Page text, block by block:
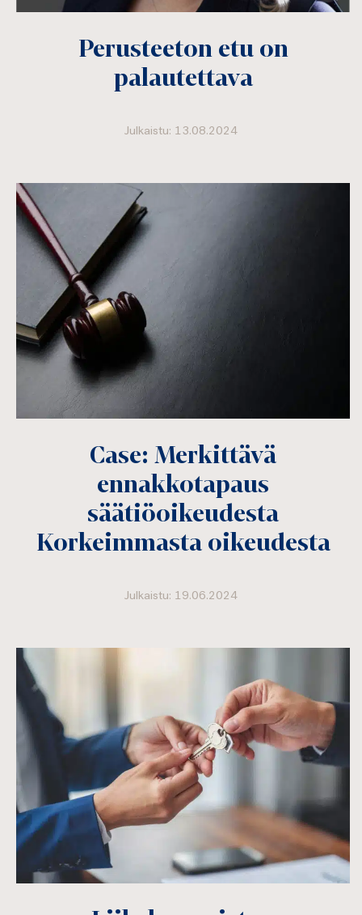
Perusteeton etu on
palautettava
Julkaistu: 13.08.2024
Case: Merkittävä
ennakkotapaus
säätiöoikeudesta
Korkeimmasta oikeudesta
Julkaistu: 19.06.2024